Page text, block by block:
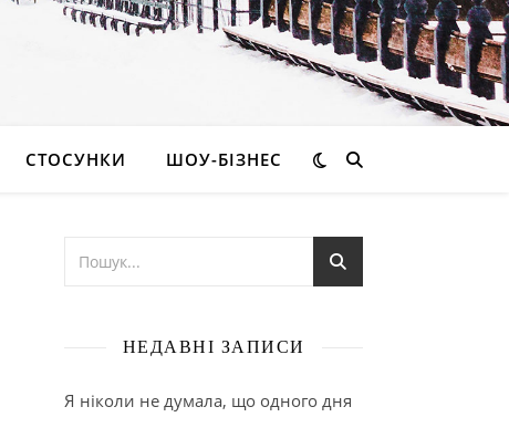
СТОСУНКИ ШОУ-БІЗНЕС
НЕДАВНІ ЗАПИСИ
Я ніколи не думала, що одного дня